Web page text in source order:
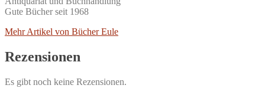
Gute Bücher seit 1968
Mehr Artikel von Bücher Eule
Rezensionen
Es gibt noch keine Rezensionen.